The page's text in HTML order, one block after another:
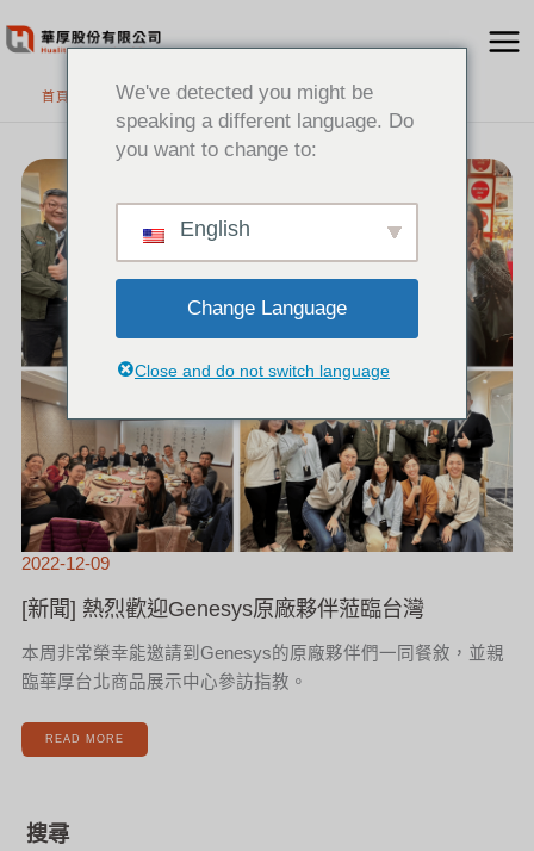
至
首頁
2022-12-09
[新聞] 熱烈歡迎Genesys原廠夥伴蒞臨台灣
本周非常榮幸能邀請到Genesys的原廠夥伴們一同餐敘，並親
臨華厚台北商品展示中心參訪指教。
聞]
歡
迎
GENESYS
原
廠
夥
伴
蒞
臨
台
灣
READ MORE
搜尋
We've detected you might be
speaking a different language. Do
you want to change to:
English
Change Language
Close and do not switch language